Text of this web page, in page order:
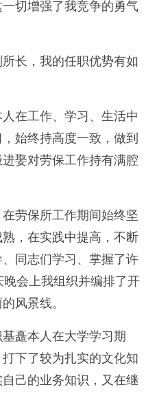
切增强了我竞争的勇气
长，我的任职优势有如
在工作、学习、生活中
始终持高度一致，做到
娶对劳保工作持有满腔
劳保所工作期间始终坚
，在实践中提高，不断
同志们学习、掌握了许
会上我组织并编排了开
风景线。
矗本人在大学学习期
下了较为扎实的文化知
己的业务知识，又在继